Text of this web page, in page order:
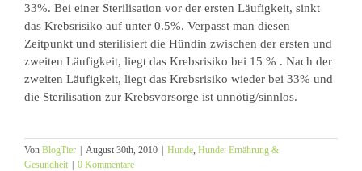
33%. Bei einer Sterilisation vor der ersten Läufigkeit, sinkt
das Krebsrisiko auf unter 0.5%. Verpasst man diesen
Zeitpunkt und sterilisiert die Hündin zwischen der ersten und
zweiten Läufigkeit, liegt das Krebsrisiko bei 15 % . Nach der
zweiten Läufigkeit, liegt das Krebsrisiko wieder bei 33% und
die Sterilisation zur Krebsvorsorge ist unnötig/sinnlos.
Von BlogTier | August 30th, 2010 | Hunde, Hunde: Ernährung &
Gesundheit | 0 Kommentare